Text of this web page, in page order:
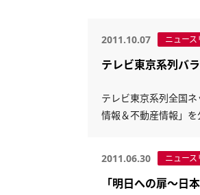
2011.10.07 ニュース
テレビ東京系列バ
テレビ東京系列全国
情報＆不動産情報」を
2011.06.30 ニュース
「明日への扉～日